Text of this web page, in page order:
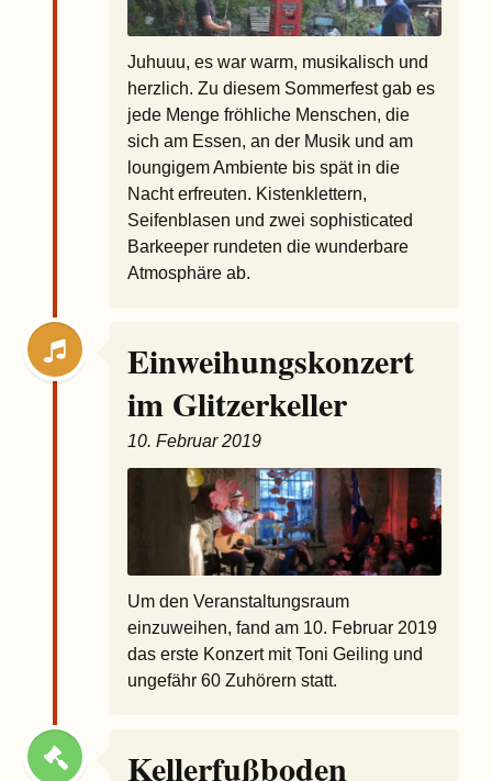
Juhuuu, es war warm, musikalisch und
herzlich. Zu diesem Sommerfest gab es
jede Menge fröhliche Menschen, die
sich am Essen, an der Musik und am
loungigem Ambiente bis spät in die
Nacht erfreuten. Kistenklettern,
Seifenblasen und zwei sophisticated
Barkeeper rundeten die wunderbare
Atmosphäre ab.
Einweihungskonzert
im Glitzerkeller
10. Februar 2019
Um den Veranstaltungsraum
einzuweihen, fand am 10. Februar 2019
das erste Konzert mit Toni Geiling und
ungefähr 60 Zuhörern statt.
Kellerfußboden